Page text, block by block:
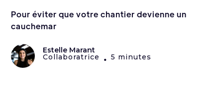
Pour éviter que votre chantier devienne un
cauchemar
Estelle Marant
Collaboratrice • 5 minutes